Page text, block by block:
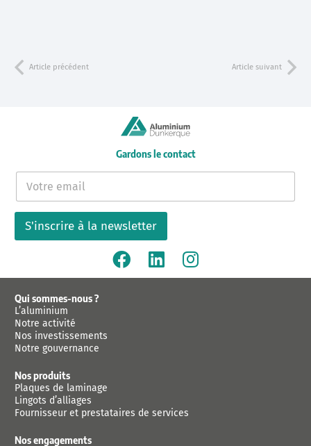
Article précédent Article suivant
Gardons le contact
m
l
S'inscrire à la newsletter
Qui sommes-nous ?
L’aluminium
Notre activité
Nos investissements
Notre gouvernance
Nos produits
Plaques de laminage
Lingots d’alliages
Fournisseur et prestataires de services
Nos engagements